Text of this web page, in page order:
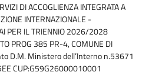
DI ACCOGLIENZA INTEGRATA A
INTERNAZIONALE -
PER IL TRIENNIO 2026/2028
PROG 385 PR-4, COMUNE DI
D.M. Ministero dell’Interno n.53671
CUP:G59G26000010001